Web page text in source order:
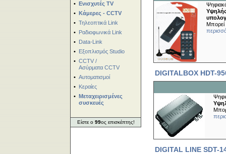
• Ενισχυτές TV
• Κάμερες - CCTV
• Τηλεοπτικά Link
• Ραδιοφωνικά Link
• Data-Link
• Εξοπλισμός Studio
• CCTV /
Ασύρματα CCTV
• Αυτοματισμοί
• Κεραίες
• Μεταχειρισμένες
συσκευές
Είστε ο 99ος επισκέπτης!
Μπορεί
DIGITALBOX HDT-
DIGITAL LINE SDT-